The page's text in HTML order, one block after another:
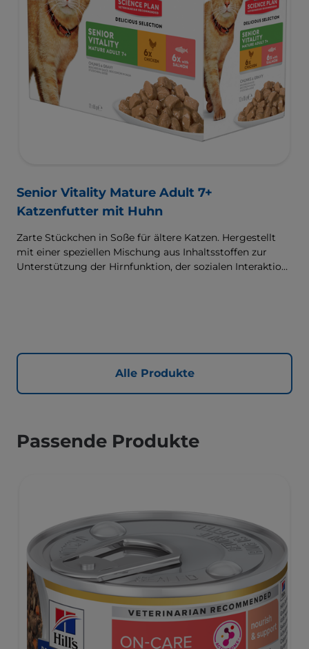
Senior Vitality Mature Adult 7+
Katzenfutter mit Huhn
Zarte Stückchen in Soße für ältere Katzen. Hergestellt
mit einer speziellen Mischung aus Inhaltsstoffen zur
Unterstützung der Hirnfunktion, der sozialen Interaktion
Alle Produkte
Passende Produkte